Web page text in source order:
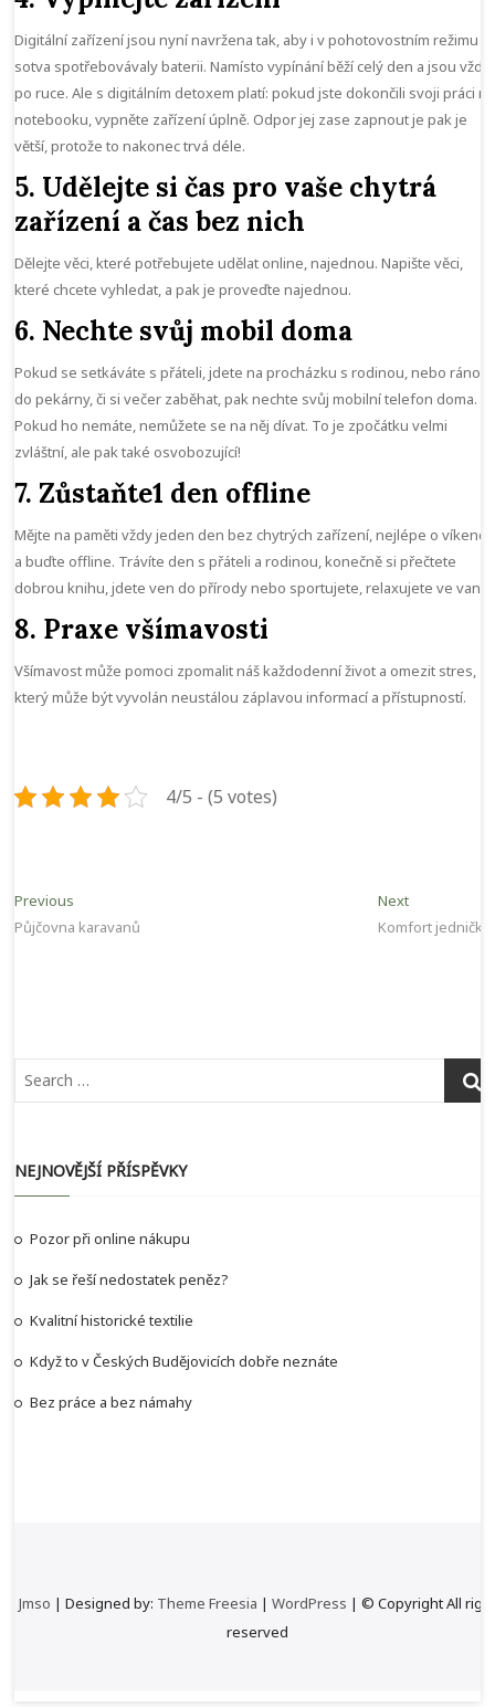
Digitální zařízení jsou nyní navržena tak, aby i v pohotovostním režimu
sotva spotřebovávaly baterii. Namísto vypínání běží celý den a jsou vždy
po ruce. Ale s digitálním detoxem platí: pokud jste dokončili svoji práci na
notebooku, vypněte zařízení úplně. Odpor jej zase zapnout je pak je
větší, protože to nakonec trvá déle.
5. Udělejte si čas pro vaše chytrá
zařízení a čas bez nich
Dělejte věci, které potřebujete udělat online, najednou. Napište věci,
které chcete vyhledat, a pak je proveďte najednou.
6. Nechte svůj mobil doma
Pokud se setkáváte s přáteli, jdete na procházku s rodinou, nebo ráno
do pekárny, či si večer zaběhat, pak nechte svůj mobilní telefon doma.
Pokud ho nemáte, nemůžete se na něj dívat. To je zpočátku velmi
zvláštní, ale pak také osvobozující!
7. Zůstaňte1 den offline
Mějte na paměti vždy jeden den bez chytrých zařízení, nejlépe o
a buďte offline. Trávíte den s přáteli a rodinou, konečně si přečtete
dobrou knihu, jdete ven do přírody nebo sportujete, relaxujete ve vaně.
8. Praxe všímavosti
Všímavost může pomoci zpomalit náš každodenní život a omezit stres,
který může být vyvolán neustálou záplavou informací a přístupností.
4/5 - (5 votes)
Navigace
pro
Previous
post:
Půjčovna karavanů
NextNext
post:
Komfort
NEJNOVĚJŠÍ PŘÍSPĚVKY
Pozor při online nákupu
Jak se řeší nedostatek peněz?
Kvalitní historické textilie
Když to v Českých Budějovicích dobře neznáte
Bez práce a bez námahy
Jmso | Designed by: Theme Freesia |WordPress | © Copyright All
reserved